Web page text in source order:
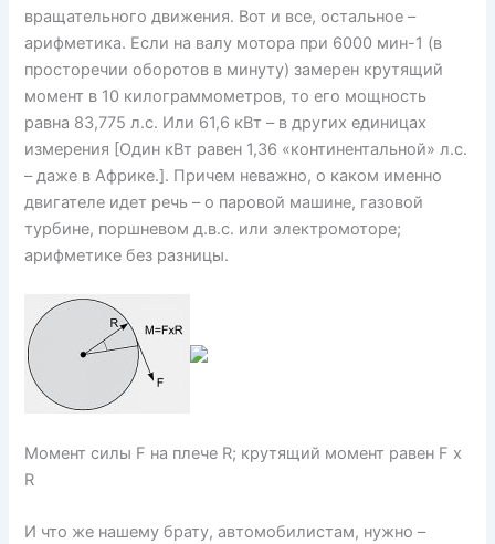
вращательного движения. Вот и все, остальное –
арифметика. Если на валу мотора при 6000 мин-1 (в
просторечии оборотов в минуту) замерен крутящий
момент в 10 килограммометров, то его мощность
равна 83,775 л.с. Или 61,6 кВт – в других единицах
измерения [Один кВт равен 1,36 «континентальной» л.с.
– даже в Африке.]. Причем неважно, о каком именно
двигателе идет речь – о паровой машине, газовой
турбине, поршневом д.в.с. или электромоторе;
арифметике без разницы.
Момент силы F на плече R; крутящий момент равен F x
R
И что же нашему брату, автомобилистам, нужно –